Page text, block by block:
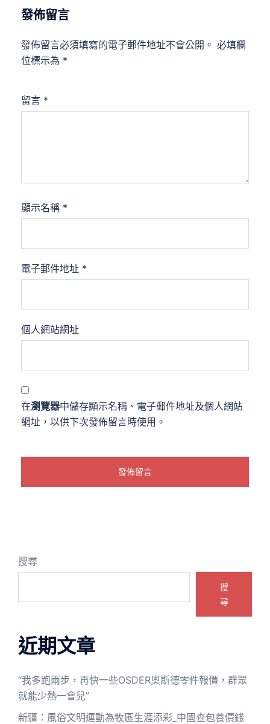
發佈留言
發佈留言必須填寫的電子郵件地址不會公開。 必填欄
位標示為 *
留言 *
顯示名稱 *
電子郵件地址 *
個人網站網址
在瀏覽器中儲存顯示名稱、電子郵件地址及個人網站
網址，以供下次發佈留言時使用。
搜尋
搜
尋
近期文章
“我多跑兩步，再快一些OSDER奧斯德零件報價，群眾
就能少熱一會兒”
新疆：風俗文明運動為牧區生涯添彩_中國查包養價錢